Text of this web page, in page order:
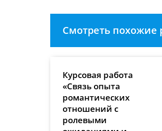
Смотреть похожие
Курсовая работа
«Связь опыта
романтических
отношений с
ролевыми